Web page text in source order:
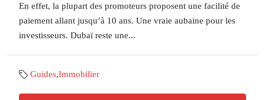
En effet, la plupart des promoteurs proposent une facilité de
paiement allant jusqu’à 10 ans. Une vraie aubaine pour les
investisseurs. Dubaï reste une...
Guides,Immobilier